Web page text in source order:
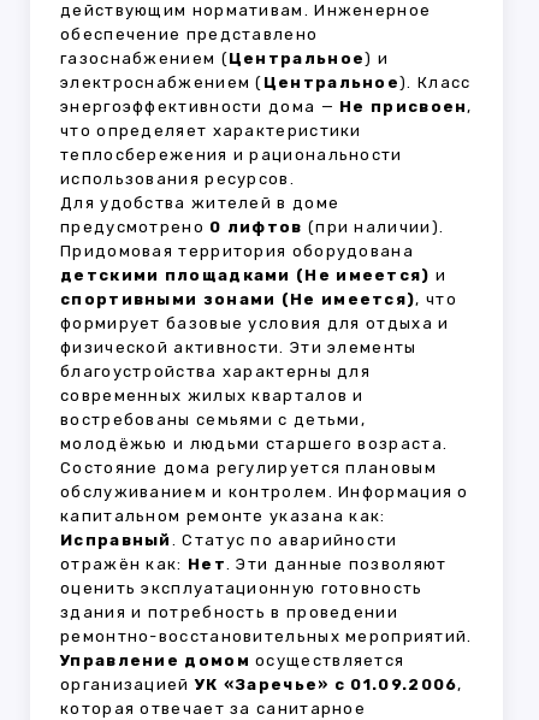
действующим нормативам. Инженерное
обеспечение представлено
газоснабжением (Центральное) и
электроснабжением ( Центральное). Класс
энергоэффективности дома — Не присвоен,
что определяет характеристики
теплосбережения и рациональности
использования ресурсов.
Для удобства жителей в доме
предусмотрено 0 лифтов (при наличии).
Придомовая территория оборудована
детскими площадками (Не имеется) и
спортивными зонами (Не имеется), что
формирует базовые условия для отдыха и
физической активности. Эти элементы
благоустройства характерны для
современных жилых кварталов и
востребованы семьями с детьми,
молодёжью и людьми старшего возраста.
Состояние дома регулируется плановым
обслуживанием и контролем. Информация о
капитальном ремонте указана как:
Исправный . Статус по аварийности
отражён как: Нет. Эти данные позволяют
оценить эксплуатационную готовность
здания и потребность в проведении
ремонтно-восстановительных мероприятий.
Управление домом осуществляется
организациейУК «Заречье» с 01.09.2006,
которая отвечает за санитарное